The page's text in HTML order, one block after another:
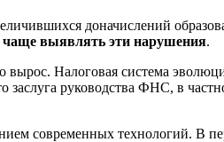
доначислений
чаще выявлять эти нарушения.
Налоговая система
заслуга руководства ФНС, в
современных технологий. В